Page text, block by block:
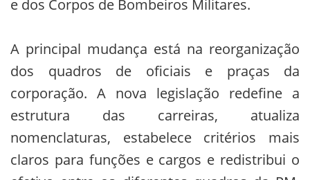
e dos Corpos de Bombeiros Militares.
A principal mudança está na reorganização
dos quadros de oficiais e praças da
corporação. A nova legislação redefine a
estrutura das carreiras, atualiza
nomenclaturas, estabelece critérios mais
claros para funções e cargos e redistribui o